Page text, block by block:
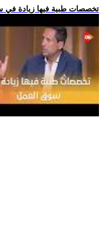
.. تخصصات طبية فيها زيادة